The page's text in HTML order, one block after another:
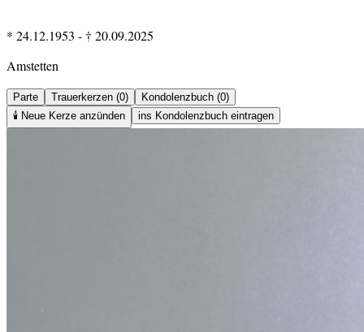
* 24.12.1953 - † 20.09.2025
Amstetten
Parte Trauerkerzen (0)
Kondolenzbuch (0)
🕯️ Neue Kerze anzünden ins Kondolenzbuch eintragen